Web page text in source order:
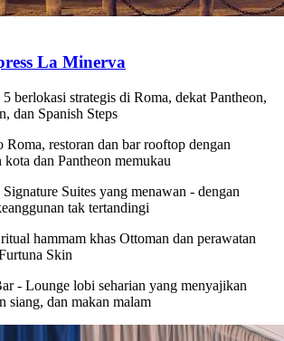
La Minerva
berlokasi strategis di Roma, dekat Pantheon,
dan Spanish Steps
restoran dan bar rooftop dengan
kota dan Pantheon memukau
Suites yang menawan - dengan
tak tertandingi
hammam khas Ottoman dan perawatan
Skin
- Lounge lobi seharian yang menyajikan
siang, dan makan malam